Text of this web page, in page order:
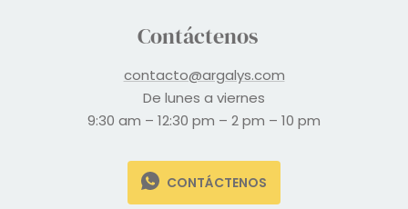
Contáctenos
contacto@argalys.com
De lunes a viernes
9:30 am – 12:30 pm – 2 pm – 10 pm
CONTÁCTENOS